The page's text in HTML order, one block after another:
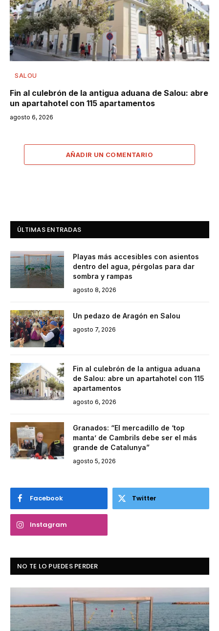
SALOU
Fin al culebrón de la antigua aduana de Salou: abre
un apartahotel con 115 apartamentos
agosto 6, 2026
AÑADIR UN COMENTARIO
ÚLTIMAS ENTRADAS
Playas más accesibles con asientos
dentro del agua, pérgolas para dar
sombra y rampas
agosto 8, 2026
Un pedazo de Aragón en Salou
agosto 7, 2026
Fin al culebrón de la antigua aduana
de Salou: abre un apartahotel con 115
apartamentos
agosto 6, 2026
Granados: “El mercadillo de ‘top
manta’ de Cambrils debe ser el más
grande de Catalunya”
agosto 5, 2026
Facebook Twitter
Instagram
NO TE LO PUEDES PERDER